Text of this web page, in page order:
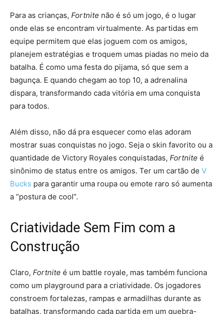
Para as crianças, Fortnite não é só um jogo, é o lugar
onde elas se encontram virtualmente. As partidas em
equipe permitem que elas joguem com os amigos,
planejem estratégias e troquem umas piadas no meio da
batalha. É como uma festa do pijama, só que sem a
bagunça. E quando chegam ao top 10, a adrenalina
dispara, transformando cada vitória em uma conquista
para todos.
Além disso, não dá pra esquecer como elas adoram
mostrar suas conquistas no jogo. Seja o skin favorito ou a
quantidade de Victory Royales conquistadas, Fortnite é
sinônimo de status entre os amigos. Ter um cartão de V
Bucks para garantir uma roupa ou emote raro só aumenta
a “postura de cool”.
Criatividade Sem Fim com a
Construção
Claro, Fortnite é um battle royale, mas também funciona
como um playground para a criatividade. Os jogadores
constroem fortalezas, rampas e armadilhas durante as
batalhas, transformando cada partida em um quebra-